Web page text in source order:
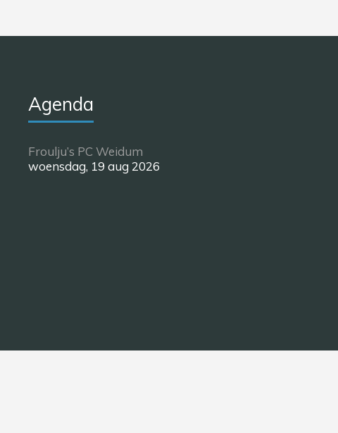
Agenda
Froulju’s PC Weidum
woensdag, 19 aug 2026